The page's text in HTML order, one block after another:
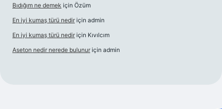
Bıdığım ne demek için Özüm
En iyi kumaş türü nedir için admin
En iyi kumaş türü nedir için Kıvılcım
Aseton nedir nerede bulunur için admin